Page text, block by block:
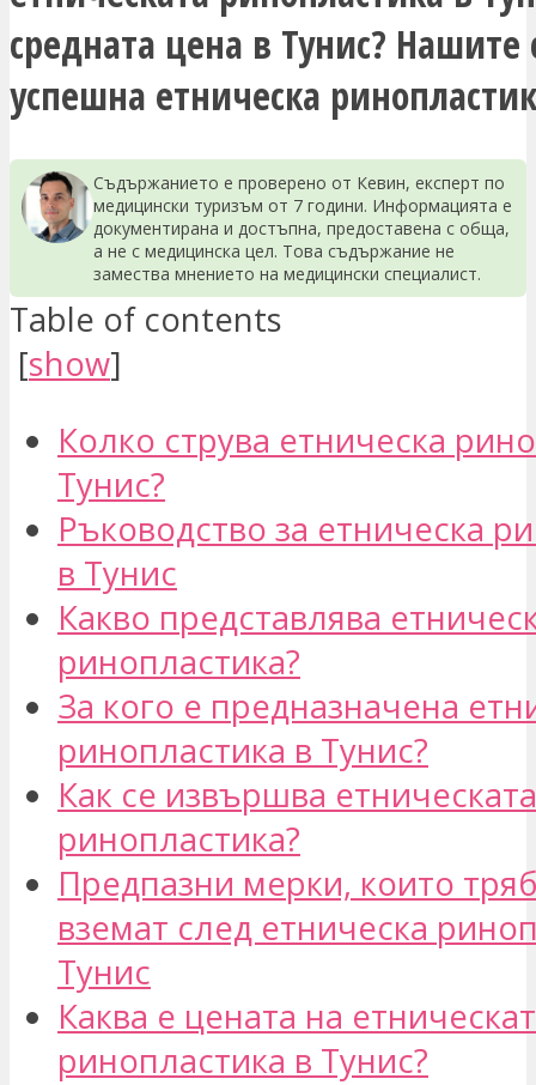
средната цена в Тунис? Нашите
успешна етническа
Съдържанието е проверено от Кевин, експерт по
медицински туризъм от 7 години. Информацията е
документирана и достъпна, предоставена с обща,
а не с медицинска цел. Това съдържание не
замества мнението на медицински специалист.
Table of contents
[show]
Колко струва етническа
Тунис?
Ръководство за етническа
в Тунис
Какво представлява
ринопластика?
За кого е предназначена
ринопластика в Тунис?
Как се извършва етническата
ринопластика?
Предпазни мерки, които
вземат след етническа
Тунис
Каква е цената на
ринопластика в Тунис?